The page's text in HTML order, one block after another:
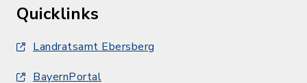
Quicklinks
Landratsamt Ebersberg
BayernPortal